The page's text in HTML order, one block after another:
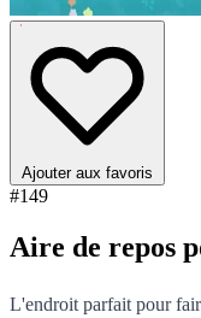
Ajouter aux favoris
#149
Aire de repos
L'endroit parfait pour